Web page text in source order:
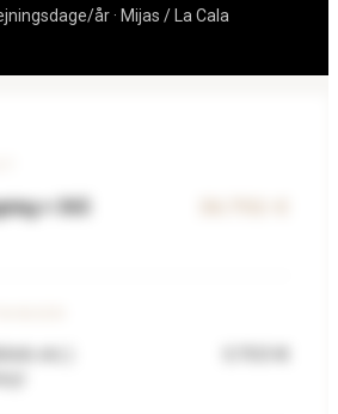
år· Mijas / La Cala
× 365
etc.)